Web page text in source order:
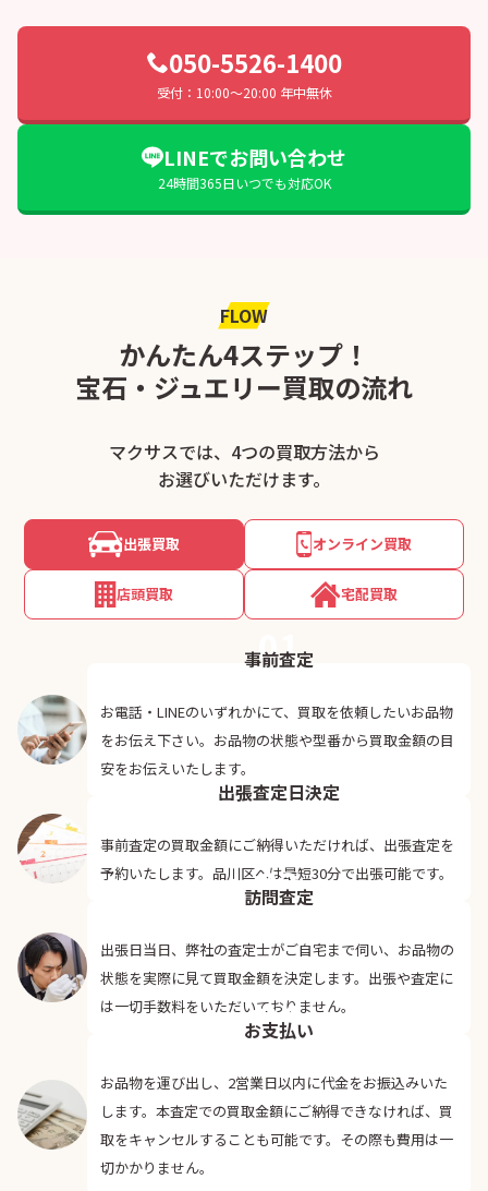
050-5526-1400
受付：10:00〜20:00 年中無休
LINEでお問い合わせ
24時間365日いつでも対応OK
FLOW
かんたん4ステップ！
宝石・ジュエリー買取の流れ
マクサスでは、4つの買取方法から
お選びいただけます。
出張買取 オンライン買取
店頭買取 宅配買取
01
事前査定
お電話・LINEのいずれかにて、買取を依頼したいお品物
をお伝え下さい。お品物の状態や型番から買取金額の目
安をお伝えいたします。
02
出張査定日決定
事前査定の買取金額にご納得いただければ、出張査定を
予約いたします。品川区へは最短30分で出張可能です。
03
訪問査定
出張日当日、弊社の査定士がご自宅まで伺い、お品物の
状態を実際に見て買取金額を決定します。出張や査定に
は一切手数料をいただいておりません。
04
お支払い
お品物を運び出し、2営業日以内に代金をお振込みいた
します。本査定での買取金額にご納得できなければ、買
取をキャンセルすることも可能です。その際も費用は一
切かかりません。